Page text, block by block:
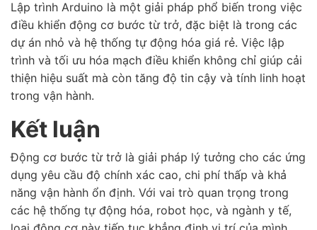
Lập trình Arduino là một giải pháp phổ biến trong việc
điều khiển động cơ bước từ trở, đặc biệt là trong các
dự án nhỏ và hệ thống tự động hóa giá rẻ. Việc lập
trình và tối ưu hóa mạch điều khiển không chỉ giúp cải
thiện hiệu suất mà còn tăng độ tin cậy và tính linh hoạt
trong vận hành.
Kết luận
Động cơ bước từ trở là giải pháp lý tưởng cho các ứng
dụng yêu cầu độ chính xác cao, chi phí thấp và khả
năng vận hành ổn định. Với vai trò quan trọng trong
các hệ thống tự động hóa, robot học, và ngành y tế,